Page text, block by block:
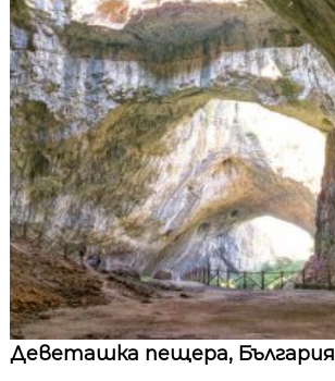
Деветашка пещера, България